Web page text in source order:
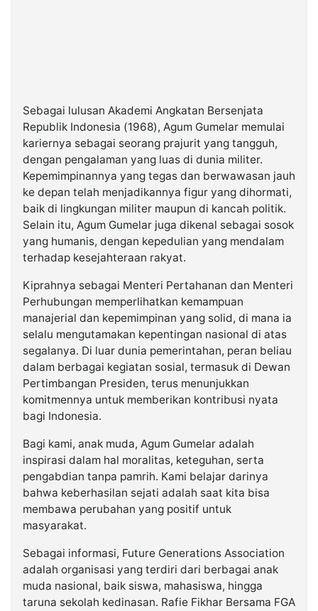
Sebagai lulusan Akademi Angkatan Bersenjata
Republik Indonesia (1968), Agum Gumelar memulai
kariernya sebagai seorang prajurit yang tangguh,
dengan pengalaman yang luas di dunia militer.
Kepemimpinannya yang tegas dan berwawasan jauh
ke depan telah menjadikannya figur yang dihormati,
baik di lingkungan militer maupun di kancah politik.
Selain itu, Agum Gumelar juga dikenal sebagai sosok
yang humanis, dengan kepedulian yang mendalam
terhadap kesejahteraan rakyat.
Kiprahnya sebagai Menteri Pertahanan dan Menteri
Perhubungan memperlihatkan kemampuan
manajerial dan kepemimpinan yang solid, di mana ia
selalu mengutamakan kepentingan nasional di atas
segalanya. Di luar dunia pemerintahan, peran beliau
dalam berbagai kegiatan sosial, termasuk di Dewan
Pertimbangan Presiden, terus menunjukkan
komitmennya untuk memberikan kontribusi nyata
bagi Indonesia.
Bagi kami, anak muda, Agum Gumelar adalah
inspirasi dalam hal moralitas, keteguhan, serta
pengabdian tanpa pamrih. Kami belajar darinya
bahwa keberhasilan sejati adalah saat kita bisa
membawa perubahan yang positif untuk
masyarakat.
Sebagai informasi, Future Generations Association
adalah organisasi yang terdiri dari berbagai anak
muda nasional, baik siswa, mahasiswa, hingga
taruna sekolah kedinasan. Rafie Fikhar Bersama FGA